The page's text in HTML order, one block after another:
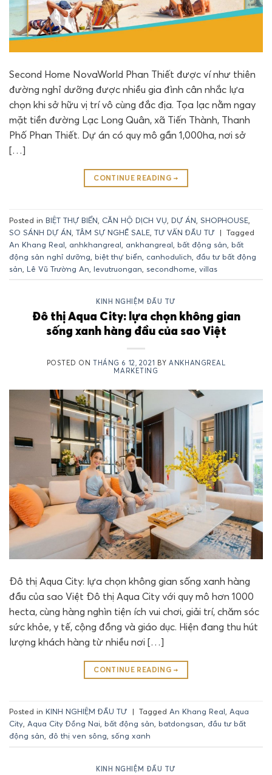
Second Home NovaWorld Phan Thiết được ví như thiên
đường nghỉ dưỡng được nhiều gia đình cân nhắc lựa
chọn khi sở hữu vị trí vô cùng đắc địa. Tọa lạc nằm ngay
mặt tiền đường Lạc Long Quân, xã Tiến Thành, Thanh
Phố Phan Thiết. Dự án có quy mô gần 1,000ha, nơi sở
[…]
CONTINUE READING →
Posted in BIỆT THỰ BIỂN CĂN HỘ DỊCH VỤ DỰ ÁN SHOPHOUSE
SO SÁNH DỰ ÁN TÂM SỰ NGHỀ SALE TƯ VẤN ĐẦU TƯ | Tagged
An Khang Real anhkhangreal ankhangreal bất động sản bất
động sản nghỉ dưỡng biệt thự biển canhodulich đầu tư bất động
sản Lê Vũ Trường An levutruongan secondhome villas
KINH NGHIỆM ĐẦU TƯ
Đô thị Aqua City: lựa chọn không gian
sống xanh hàng đầu của sao Việt
POSTED ONTHÁNG 6 12, 2021 BYANKHANGREAL
MARKETING
Đô thị Aqua City: lựa chọn không gian sống xanh hàng
đầu của sao Việt Đô thị Aqua City với quy mô hơn 1000
hecta, cùng hàng nghìn tiện ích vui chơi, giải trí, chăm sóc
sức khỏe, y tế, cộng đồng và giáo dục. Hiện đang thu hút
lượng khách hàng từ nhiều nơi […]
CONTINUE READING →
Posted in KINH NGHIỆM ĐẦU TƯ | Tagged An Khang Real Aqua
City Aqua City Đồng Nai bất động sản batdongsan đầu tư bất
động sản đô thị ven sông sống xanh
KINH NGHIỆM ĐẦU TƯ